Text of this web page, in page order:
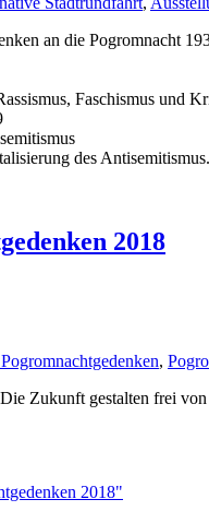
an die Pogromnacht
Faschismus und
des
2018
,
Zukunft gestalten frei
2018"